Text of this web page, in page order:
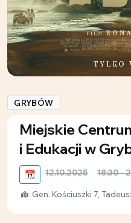
GRYBÓW
Miejskie
i Edukacji w
📆 12.10.2025 18:30 -
Gen. Kościuszki 7,